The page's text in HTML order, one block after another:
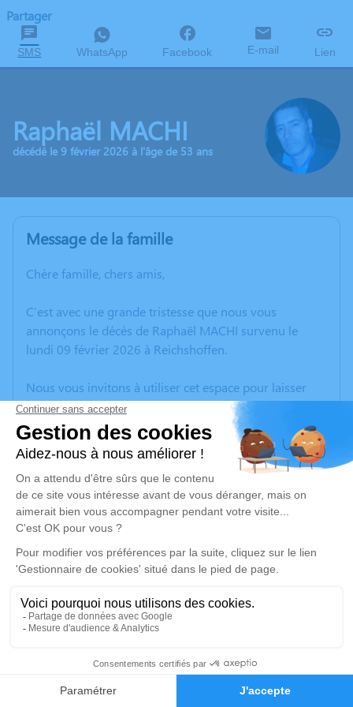
Faire-part Hommages
Partager
SMS WhatsApp Facebook E-mail Lien
Raphaël MACHI
décédé le 9 février 2026 à l'âge de 53 ans
Message de la famille
Chère famille, chers amis,
C’est avec une grande tristesse que nous vous
annonçons le décès de Raphaël MACHI survenu le
lundi 09 février 2026 à Reichshoffen.
Nous vous invitons à utiliser cet espace pour laisser
vos condoléances, partager des photos souvenirs, une
anecdote ou exprimer vos pensées à travers des
poèmes ou des textes. Cet endroit est un lieu
d'expression dédié à honorer la mémoire de Raphaël
MACHI.
Un service de plantation d’arbre hommage est
disponible ici
Cérémonie religieuse
Église Saint-Michel de Reichshoffen
67110 Reichshoffen